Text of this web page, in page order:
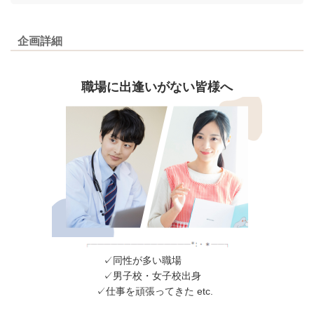
企画詳細
職場に出逢いがない皆様へ
✓同性が多い職場
✓男子校・女子校出身
✓仕事を頑張ってきた etc.